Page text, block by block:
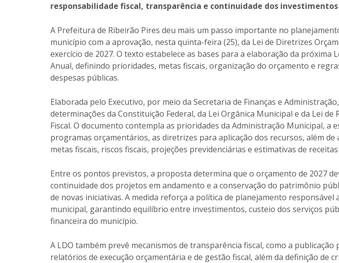
responsabilidade fiscal, transparência e continuidade dos
A Prefeitura de Ribeirão Pires deu mais um passo importante no
município com a aprovação, nesta quinta-feira (25), da Lei de Diretrizes
exercício de 2027. O texto estabelece as bases para a elaboração da próxima
Anual, definindo prioridades, metas fiscais, organização do orçamento e
despesas públicas.
Elaborada pelo Executivo, por meio da Secretaria de Finanças e
determinações da Constituição Federal, da Lei Orgânica Municipal e da Lei de
Fiscal. O documento contempla as prioridades da Administração Municipal, a
programas orçamentários, as diretrizes para aplicação dos recursos, além de
metas fiscais, riscos fiscais, projeções previdenciárias e estimativas de receitas
Entre os pontos previstos, a proposta determina que o orçamento de 2027
continuidade dos projetos em andamento e a conservação do patrimônio
de novas iniciativas. A medida reforça a política de planejamento responsável
municipal, garantindo equilíbrio entre investimentos, custeio dos serviços
financeira do município.
A LDO também prevê mecanismos de transparência fiscal, como a publicação
relatórios de execução orçamentária e de gestão fiscal, além da definição de